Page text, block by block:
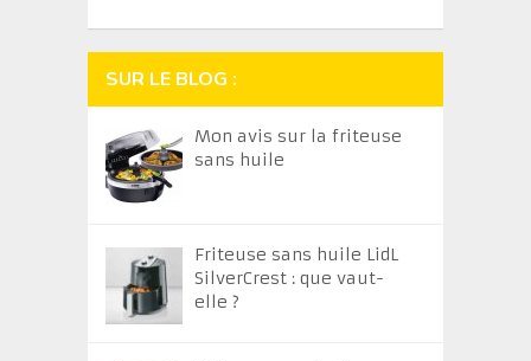
SUR LE BLOG :
Mon avis sur la friteuse
sans huile
Friteuse sans huile LidL
SilverCrest : que vaut-
elle ?